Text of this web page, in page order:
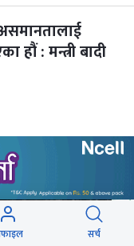
हौं : मन्त्री बादी
सर्च